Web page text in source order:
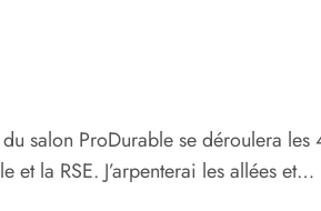
salon ProDurable se déroulera les
la RSE. J’arpenterai les allées et…